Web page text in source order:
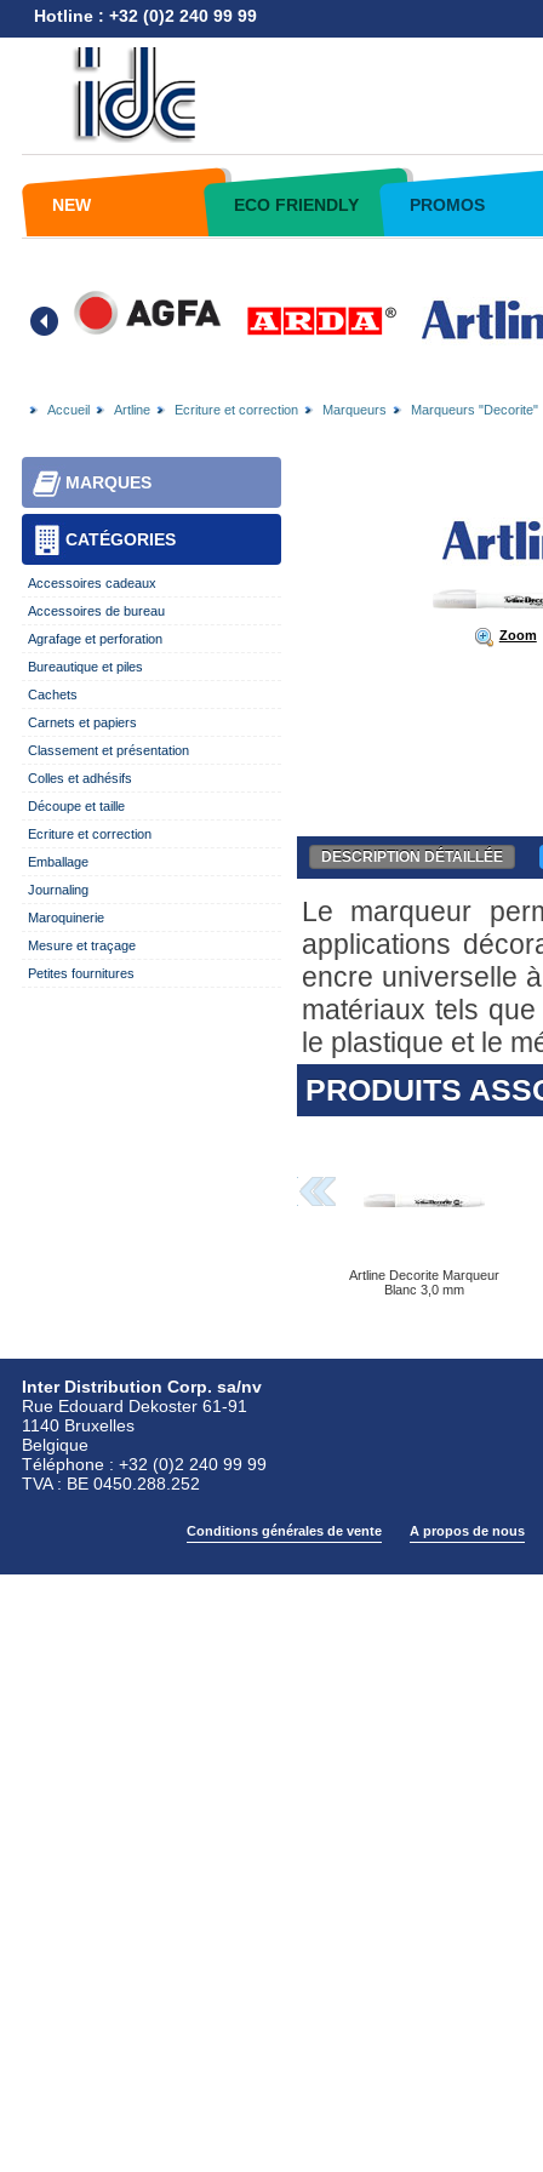
Hotline : +32 (0)2 240 99 99
NEW ECO FRIENDLY PROMOS
Accueil Artline Ecriture et correction Marqueurs Marqueurs "Decorite"
CATÉGORIES
MARQUES
Accessoires cadeaux
Accessoires de bureau
Agrafage et perforation
Bureautique et piles
Cachets
Carnets et papiers
Classement et présentation
Colles et adhésifs
Découpe et taille
Ecriture et correction
Emballage
Journaling
Maroquinerie
Mesure et traçage
Petites fournitures
Zoom
DESCRIPTION DÉTAILLÉE
Le marqueur
applications
encre universelle
matériaux tels
le plastique et le
PRODUITS
Artline Decorite Marqueur
Blanc 3,0 mm
Inter Distribution Corp. sa/nv
Rue Edouard Dekoster 61-91
1140 Bruxelles
Belgique
Téléphone : +32 (0)2 240 99 99
TVA : BE 0450.288.252
Conditions générales de vente A propos de nous